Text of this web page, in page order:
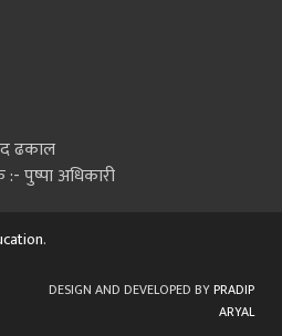
ढकाल
:- पुष्पा अधिकारी
.
DESIGN AND DEVELOPED BYPRADIP
ARYAL